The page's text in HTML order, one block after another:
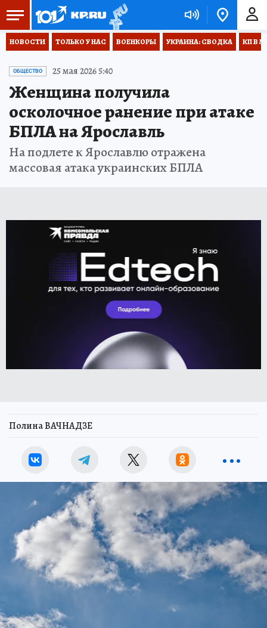
НОВОСТИ ТОЛЬКО У НАС ВОЕНКОРЫ УКРАИНА: СВОДКА КП В
ОБЩЕСТВО 25 мая 2026 5:40
Женщина получила
осколочное ранение при атаке
БПЛА на Ярославль
На подлете к Ярославлю отражена
массовая атака украинских БПЛА
Полина ВАЧНАДЗЕ